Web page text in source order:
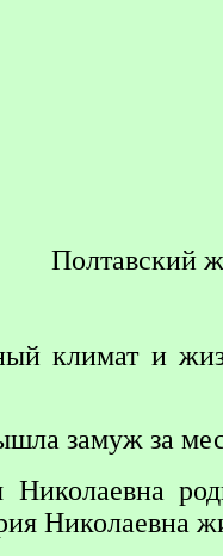
Полтавский
климат и
замуж за
Николаевна